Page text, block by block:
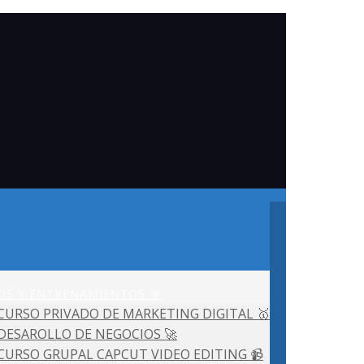
PRIVADO DE MARKETING DIGITAL 🥇
DE NEGOCIOS 🚀
GRUPAL CAPCUT VIDEO EDITING 📹